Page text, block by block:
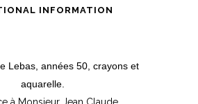
INFORMATION
Lebas, années 50, crayons et
aquarelle.